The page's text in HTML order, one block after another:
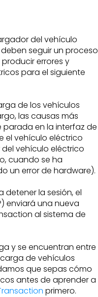
del vehículo
seguir un proceso
errores y
para el siguiente
de los vehículos
las causas más
parada en la interfaz de
el vehículo eléctrico
vehículo eléctrico
cuando se ha
un error de hardware).
la sesión, el
enviará una nueva
al sistema de
y se encuentran entre
de vehículos
que sepas cómo
antes de aprender a
primero.